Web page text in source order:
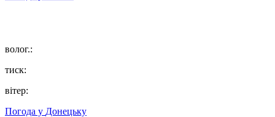
волог.:
тиск:
вітер:
Погода у Донецьку